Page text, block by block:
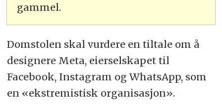
gammel.
Domstolen skal vurdere en tiltale om å
designere Meta, eierselskapet til
Facebook, Instagram og WhatsApp, som
en «ekstremistisk organisasjon».